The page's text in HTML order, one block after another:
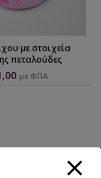
με στοιχεία
πεταλούδες
με ΦΠΑ